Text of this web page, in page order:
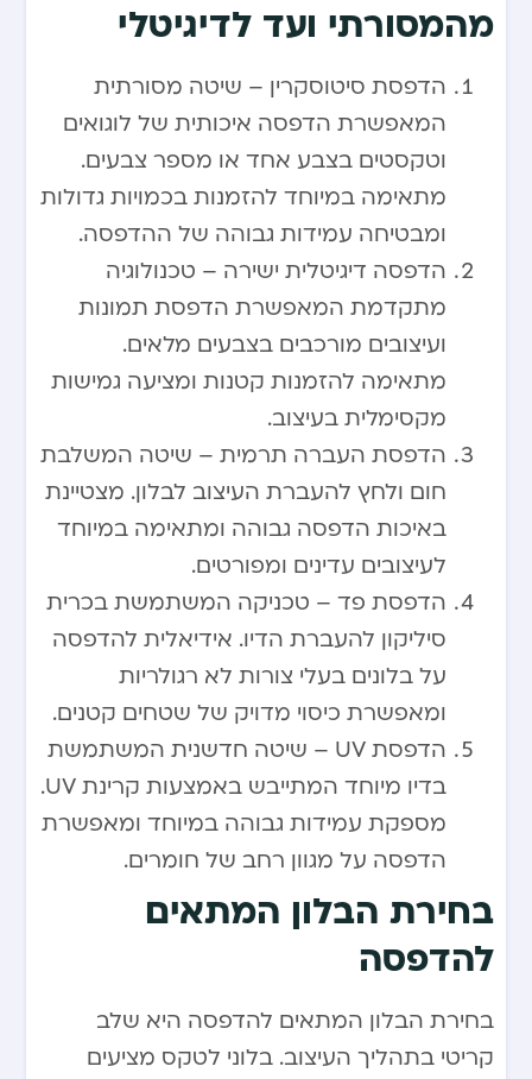
מהמסורתי ועד לדיגיטלי
הדפסת סיטוסקרין – שיטה מסורתית
המאפשרת הדפסה איכותית של לוגואים
וטקסטים בצבע אחד או מספר צבעים.
מתאימה במיוחד להזמנות בכמויות גדולות
ומבטיחה עמידות גבוהה של ההדפסה.
הדפסה דיגיטלית ישירה – טכנולוגיה
מתקדמת המאפשרת הדפסת תמונות
ועיצובים מורכבים בצבעים מלאים.
מתאימה להזמנות קטנות ומציעה גמישות
מקסימלית בעיצוב.
הדפסת העברה תרמית – שיטה המשלבת
חום ולחץ להעברת העיצוב לבלון. מצטיינת
באיכות הדפסה גבוהה ומתאימה במיוחד
לעיצובים עדינים ומפורטים.
הדפסת פד – טכניקה המשתמשת בכרית
סיליקון להעברת הדיו. אידיאלית להדפסה
על בלונים בעלי צורות לא רגולריות
ומאפשרת כיסוי מדויק של שטחים קטנים.
הדפסת UV – שיטה חדשנית המשתמשת
בדיו מיוחד המתייבש באמצעות קרינת UV.
מספקת עמידות גבוהה במיוחד ומאפשרת
הדפסה על מגוון רחב של חומרים.
בחירת הבלון המתאים
להדפסה
בחירת הבלון המתאים להדפסה היא שלב
קריטי בתהליך העיצוב. בלוני לטקס מציעים